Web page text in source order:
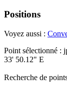
Positions
Voyez aussi :
Point sélectionné :
33' 50.12" E
Recherche de